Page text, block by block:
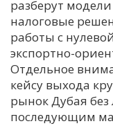
разберут
налоговые
работы с
экспортно-
Отдельное
кейсу выхода
рынок Дубая
последующим